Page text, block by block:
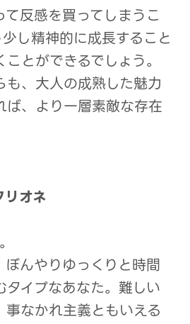
反感を買ってしまうこ
し精神的に成長すること
とができるでしょう。
、大人の成熟した魅力
ば、より一層素敵な存在
オネ
。
んやりゆっくりと時間
イプなあなた。難しい
なかれ主義ともいえる